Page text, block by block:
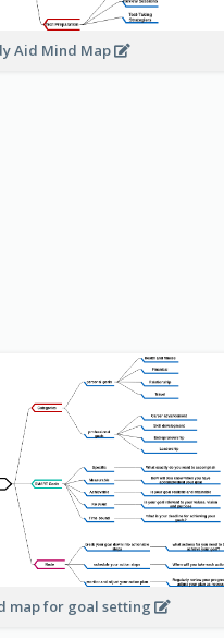
Aid Mind Map
map for goal setting